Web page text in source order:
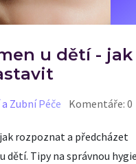
u dětí - jak
Zubní Péče Komentáře: 0
rozpoznat a předcházet
dětí. Tipy na správnou